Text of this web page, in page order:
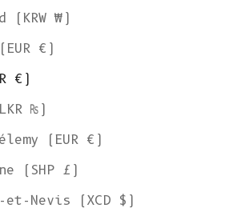
(KRW ₩)
€)
€)
₨)
(EUR €)
(SHP £)
Nevis (XCD $)